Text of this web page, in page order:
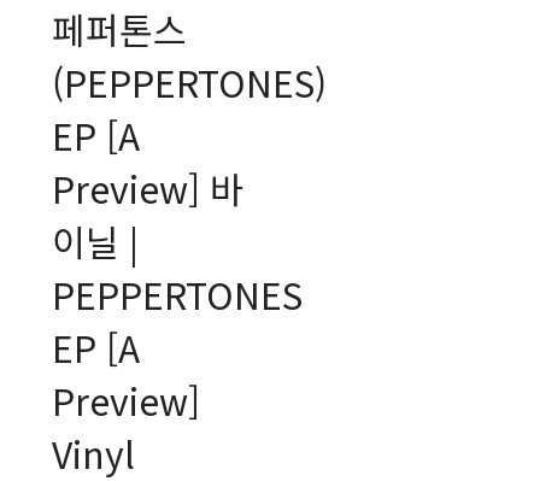
페퍼톤스
(PEPPERTONES)
EP [A
Preview] 바
이닐 |
PEPPERTONES
EP [A
Preview]
Vinyl